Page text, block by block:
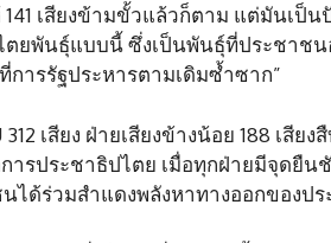
141 เสียงข้ามขั้วแล้วก็ตาม แต่มันเ
ยพันธุ์แบบนี้ ซึ่งเป็นพันธุ์ที่ประชาชน
ารรัฐประหารตามเดิมซ้ำซาก”
เสียง ฝ่ายเสียงข้างน้อย 188 เสีย
รประชาธิปไตย เมื่อทุกฝ่ายมีจุดยืนชั
ได้ร่วมสำแดงพลังหาทางออกของป